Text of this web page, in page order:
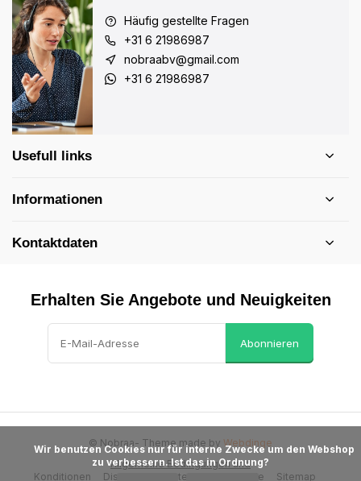
Häufig gestellte Fragen
+31 6 21986987
nobraabv@gmail.com
+31 6 21986987
Usefull links
Informationen
Kontaktdaten
Erhalten Sie Angebote und Neuigkeiten
Abonnieren
Allgemeine Bedingungen und
Konditionen
Disclaimer Datenschutzrichtlinie Sitemap
© Nobraa- Theme made by Webdinge
zu verbessern. Ist das in Ordnung?